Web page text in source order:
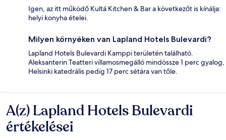
Igen, az itt működő Kultá Kitchen & Bar a következőt is kínálja:
helyi konyha ételei.
Milyen környéken van Lapland Hotels Bulevardi?
Lapland Hotels Bulevardi Kamppi területén található.
Aleksanterin Teatteri villamosmegálló mindössze 1 perc gyalog,
Helsinki katedrális pedig 17 perc sétára van tőle.
Értékelések
A(z) Lapland Hotels Bulevardi
értékelései